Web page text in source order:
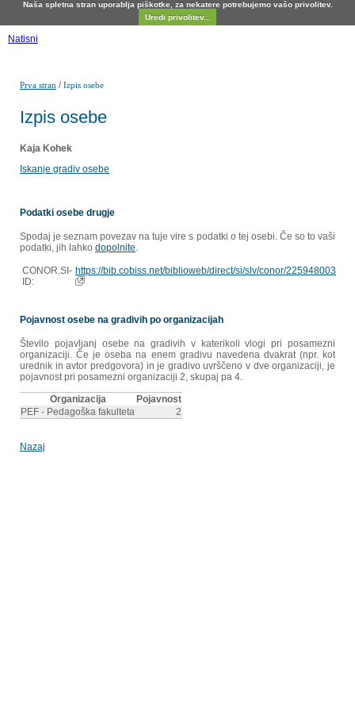
Naša spletna stran uporablja piškotke, za nekatere potrebujemo vašo privolitev.
Uredi privolitev...
Natisni
Prva stran /Izpis osebe
Izpis osebe
Kaja Kohek
Iskanje gradiv osebe
Podatki osebe drugje
Spodaj je seznam povezav na tuje vire s podatki o tej osebi. Če so to vaši
podatki, jih lahko dopolnite.
CONOR.SI-
ID:
https://bib.cobiss.net/biblioweb/direct/si/slv/conor/225948003
Pojavnost osebe na gradivih po organizacijah
Število pojavljanj osebe na gradivih v katerikoli vlogi pri posamezni
organizaciji. Če je oseba na enem gradivu navedena dvakrat (npr. kot
urednik in avtor predgovora) in je gradivo uvrščeno v dve organizaciji, je
pojavnost pri posamezni organizaciji 2, skupaj pa 4.
Organizacija
Pojavnost
PEF - Pedagoška fakulteta
2
Nazaj